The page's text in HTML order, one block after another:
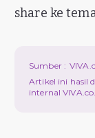
share ke
Sumber :
Artikel ini hasil
internal